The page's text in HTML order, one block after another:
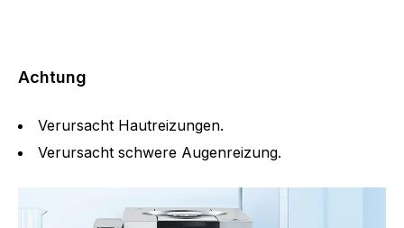
Achtung
Verursacht Hautreizungen.
Verursacht schwere Augenreizung.